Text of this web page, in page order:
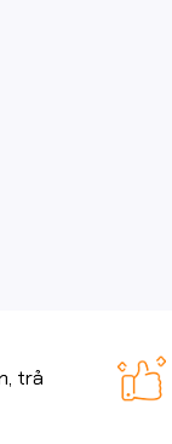
trả